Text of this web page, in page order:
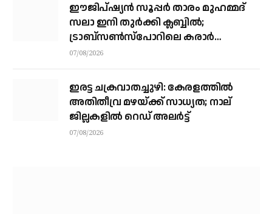
ഈജിപ്ഷ്യന്‍ സൂപ്പര്‍ താരം മുഹമ്മദ്
സലാ ഇനി തുര്‍ക്കി ക്ലബ്ബില്‍;
ട്രാബ്‌സണ്‍സ്‌പോറിലെ കരാര്‍
അവസാനഘട്ടത്തില്‍
07/08/2026
ഇരട്ട ചക്രവാതച്ചുഴി: കേരളത്തില്‍
അതിതീവ്ര മഴയ്ക്ക് സാധ്യത; നാല്
ജില്ലകളില്‍ റെഡ് അലര്‍ട്ട്
07/08/2026